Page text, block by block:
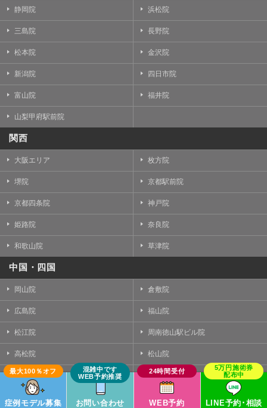
静岡院 浜松院
三島院 長野院
松本院 金沢院
新潟院 四日市院
富山院 福井院
山梨甲府駅前院
関西
大阪エリア 枚方院
堺院 京都駅前院
京都四条院 神戸院
姫路院 奈良院
和歌山院 草津院
中国・四国
岡山院 倉敷院
広島院 福山院
松江院 周南徳山駅ビル院
高松院 松山院
高知院 徳島院
九州・沖縄
症例モデル募集 お問い合わせ WEB予約 LINE予約･相談